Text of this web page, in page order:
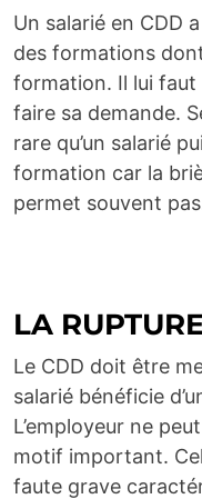
Un salarié en CDD
des formations
formation. Il lui
faire sa demande.
rare qu’un salarié
formation car la
permet souvent
LA
Le CDD doit être
salarié bénéficie
L’employeur ne
motif important.
faute grave